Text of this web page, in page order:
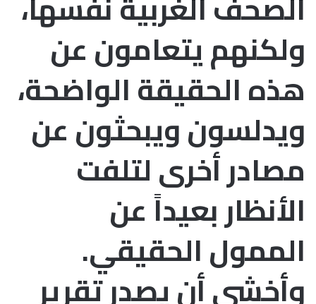
ولكنهم يتعامون عن
هذه الحقيقة الواضحة،
ويدلسون ويبحثون عن
مصادر أخرى لتلفت
الأنظار بعيداً عن
الممول الحقيقي.
وأخشى أن يصدر تقرير